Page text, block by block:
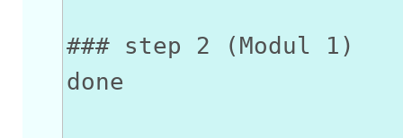
### step 2 (Modul 1)
done